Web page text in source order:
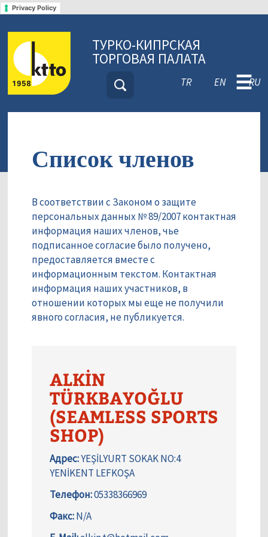
Privacy Policy
ТУРКО-КИПРСКАЯ
ТОРГОВАЯ ПАЛАТА
TR EN RU
☰
Список членов
В соответствии с Законом о защите
персональных данных № 89/2007 контактная
информация наших членов, чье
подписанное согласие было получено,
предоставляется вместе с
информационным текстом. Контактная
информация наших участников, в
отношении которых мы еще не получили
явного согласия, не публикуется.
ALKİN
TÜRKBAYOĞLU
(SEAMLESS SPORTS
SHOP)
Адрес:YEŞİLYURT SOKAK NO:4
YENİKENT LEFKOŞA
Телефон:05338366969
Факс:N/A